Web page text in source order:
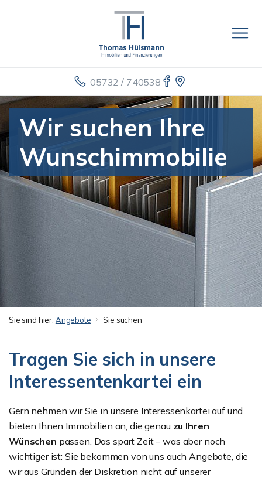
05732 / 740538
Wir suchen Ihre
Wunschimmobilie
Sie sind hier: Angebote Sie suchen
Tragen Sie sich in unsere
Interessentenkartei ein
Gern nehmen wir Sie in unsere Interessenkartei auf und
bieten Ihnen Immobilien an, die genau zu Ihren
Wünschen passen. Das spart Zeit – was aber noch
wichtiger ist: Sie bekommen von uns auch Angebote, die
wir aus Gründen der Diskretion nicht auf unserer